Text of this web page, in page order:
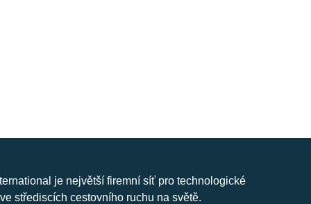
je největší firemní síť pro technologické
střediscích cestovního ruchu na světě.